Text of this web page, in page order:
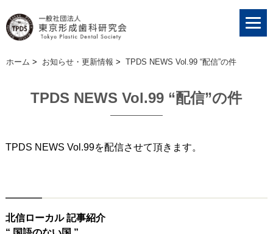
ホーム > お知らせ・更新情報 > TPDS NEWS Vol.99 “配信”の件
TPDS NEWS Vol.99 “配信”の件
TPDS NEWS Vol.99を配信させて頂きます。
北信ローカル 記事紹介